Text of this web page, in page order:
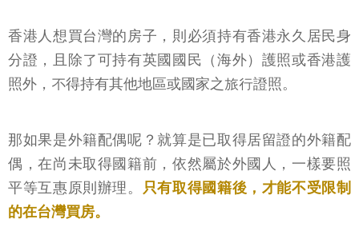
香港人想買台灣的房子，則必須持有香港永久居民身
分證，且除了可持有英國國民（海外）護照或香港護
照外，不得持有其他地區或國家之旅行證照。
那如果是外籍配偶呢？就算是已取得居留證的外籍配
偶，在尚未取得國籍前，依然屬於外國人，一樣要照
平等互惠原則辦理。 只有取得國籍後，才能不受限制
的在台灣買房。